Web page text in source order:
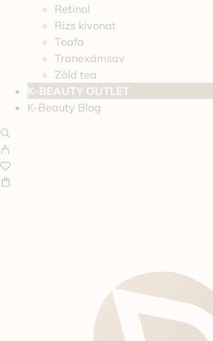
Retinol
Rizs kivonat
Teafa
Tranexámsav
Zöld tea
K-BEAUTY OUTLET
K-Beauty Blog